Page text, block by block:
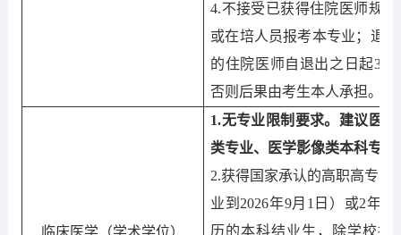
4.不接受已获得住院医师规
或在培人员报考本专业；退
的住院医师自退出之日起3年
否则后果由考生本人承担。
临床医学（学术学位）
1.无专业限制要求。建议 医
类专业、医学影像类本科专业
2.获得国家承认的高职高专毕
业到2026年9月1日）或2年
历的本科结业生， 除学校招